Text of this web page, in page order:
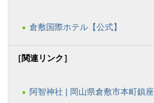
倉敷国際ホテル【公式】
［関連リンク］
阿智神社 | 岡山県倉敷市本町鎮座